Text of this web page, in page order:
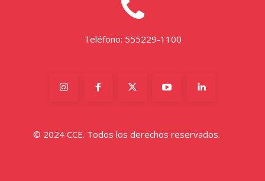
Teléfono: 555229-1100
© 2024 CCE. Todos los derechos reservados.